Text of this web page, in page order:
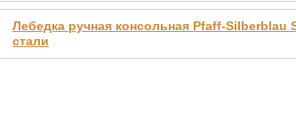
Лебедка ручная консольная Pfaff-Silberblau
стали